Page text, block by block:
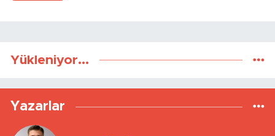
Yükleniyor...
Yazarlar